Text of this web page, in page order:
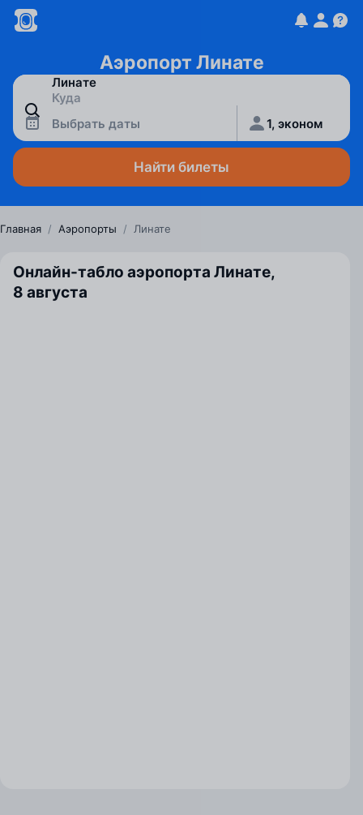
Аэропорт Линате
Выбрать даты 1, эконом
Найти билеты
Главная / Аэропорты / Линате
Онлайн-табло аэропорта Линате,
8 августа